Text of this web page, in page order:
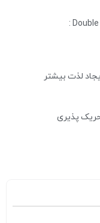
لذت بیشتر
پذیری